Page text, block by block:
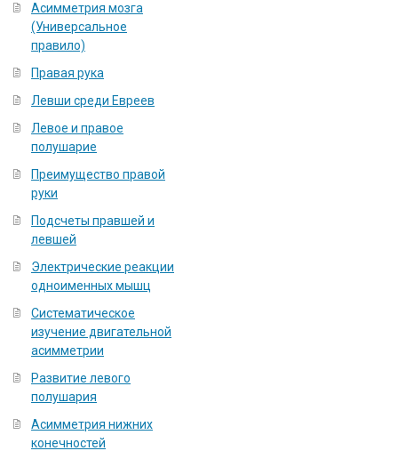
Асимметрия мозга
(Универсальное
правило)
Правая рука
Левши среди Евреев
Левое и правое
полушарие
Преимущество правой
руки
Подсчеты правшей и
левшей
Электрические реакции
одноименных мышц
Систематическое
изучение двигательной
асимметрии
Развитие левого
полушария
Асимметрия нижних
конечностей